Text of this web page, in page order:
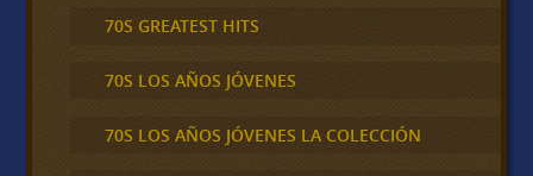
70S GREATEST HITS
70S LOS AÑOS JÓVENES
70S LOS AÑOS JÓVENES LA COLECCIÓN